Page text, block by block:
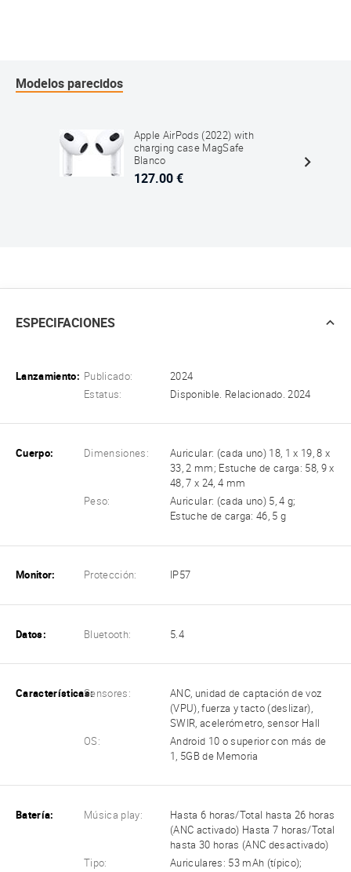
Modelos parecidos
Apple AirPods (2022) with
charging case MagSafe
Blanco
127.00 €
ESPECIFACIONES
Lanzamiento: Publicado:
2024
Estatus:
Disponible. Relacionado. 2024
Cuerpo: Dimensiones:
Auricular: (cada uno) 18, 1 x 19, 8 x
33, 2 mm; Estuche de carga: 58, 9 x
48, 7 x 24, 4 mm
Peso:
Auricular: (cada uno) 5, 4 g;
Estuche de carga: 46, 5 g
Monitor: Protección: IP57
Datos: Bluetooth: 5.4
Características:Sensores:
ANC, unidad de captación de voz
(VPU), fuerza y tacto (deslizar),
SWIR, acelerómetro, sensor Hall
OS:
Android 10 o superior con más de
1, 5GB de Memoria
Batería: Música play:
Hasta 6 horas/Total hasta 26 horas
(ANC activado) Hasta 7 horas/Total
hasta 30 horas (ANC desactivado)
Tipo:
Auriculares: 53 mAh (típico);